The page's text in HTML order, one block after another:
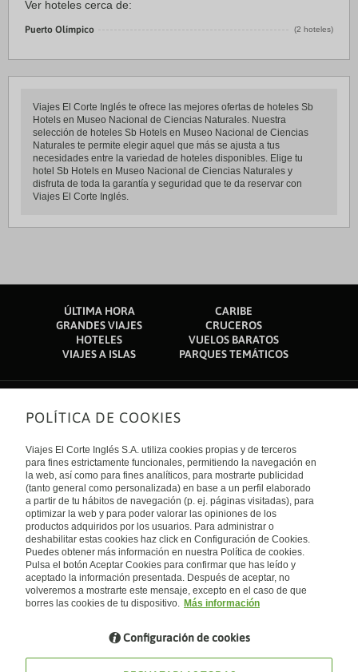
Ver hoteles cerca de:
Puerto Olímpico (2 hoteles)
Viajes El Corte Inglés te ofrece las mejores ofertas de hoteles Sb
Hotels en Museo Nacional de Ciencias Naturales. Nuestra
selección de hoteles Sb Hotels en Museo Nacional de Ciencias
Naturales te permite elegir aquel que más se ajusta a tus
necesidades entre la variedad de hoteles disponibles. Elige tu
hotel Sb Hotels en Museo Nacional de Ciencias Naturales y
disfruta de toda la garantía y seguridad que te da reservar con
Viajes El Corte Inglés.
ÚLTIMA HORA
CARIBE
GRANDES VIAJES
CRUCEROS
HOTELES
VUELOS BARATOS
VIAJES A ISLAS
PARQUES TEMÁTICOS
Sobre nosotros
Quiénes somos
Financiación
Sostenibilidad
Turismo accesible
Tarjeta El Corte Inglés
Trabaja con nosotros
El Corte Inglés
Canal Ético
Enlaces de interés
Guías de viaje
Catálogos
Auto check-in
Condiciones Generales
Política de privacidad
Política de cookies
Accesibilidad
Empresas/ Grupos
Internacional
España
Visita nuestro blog
Blog de Viajes el Corte inglés
POLÍTICA DE COOKIES
Viajes El Corte Inglés S.A. utiliza cookies propias y de terceros
para fines estrictamente funcionales, permitiendo la navegación en
la web, así como para fines analíticos, para mostrarte publicidad
(tanto general como personalizada) en base a un perfil elaborado
a partir de tu hábitos de navegación (p. ej. páginas visitadas), para
optimizar la web y para poder valorar las opiniones de los
productos adquiridos por los usuarios. Para administrar o
deshabilitar estas cookies haz click en Configuración de Cookies.
Puedes obtener más información en nuestra Política de cookies.
Pulsa el botón Aceptar Cookies para confirmar que has leído y
aceptado la información presentada. Después de aceptar, no
volveremos a mostrarte este mensaje, excepto en el caso de que
borres las cookies de tu dispositivo. Más información
Configuración de cookies